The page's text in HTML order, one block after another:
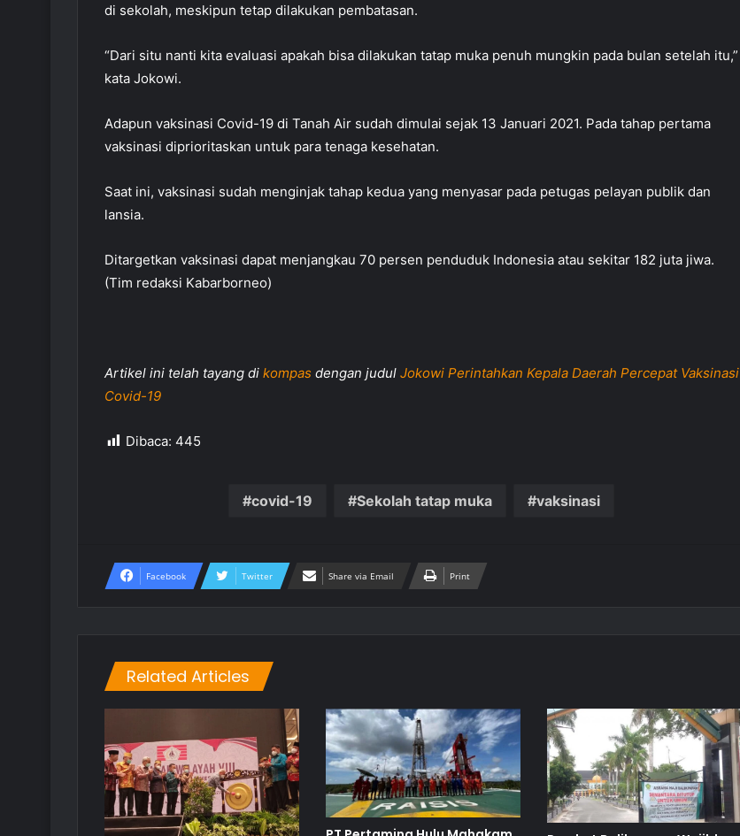
di sekolah, meskipun tetap dilakukan pembatasan.
“Dari situ nanti kita evaluasi apakah bisa dilakukan tatap muka penuh mungkin pada bulan setelah itu,”
kata Jokowi.
Adapun vaksinasi Covid-19 di Tanah Air sudah dimulai sejak 13 Januari 2021. Pada tahap pertama
vaksinasi diprioritaskan untuk para tenaga kesehatan.
Saat ini, vaksinasi sudah menginjak tahap kedua yang menyasar pada petugas pelayan publik dan
lansia.
Ditargetkan vaksinasi dapat menjangkau 70 persen penduduk Indonesia atau sekitar 182 juta jiwa.
(Tim redaksi Kabarborneo)
Artikel ini telah tayang di kompas dengan judul Jokowi Perintahkan Kepala Daerah Percepat Vaksinasi
Covid-19
Dibaca: 445
covid-19 Sekolah tatap muka vaksinasi
Facebook Twitter Share via Email Print
Related Articles